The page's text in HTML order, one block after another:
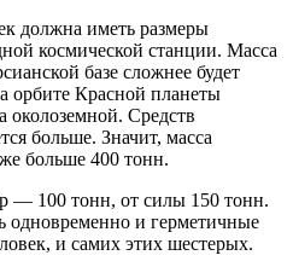
должна иметь размеры
космической станции. Масса
базе сложнее будет
орбите Красной планеты
околоземной. Средств
больше. Значит, масса
больше 400 тонн.
— 100 тонн, от силы 150 тонн.
одновременно и герметичные
и самих этих шестерых.